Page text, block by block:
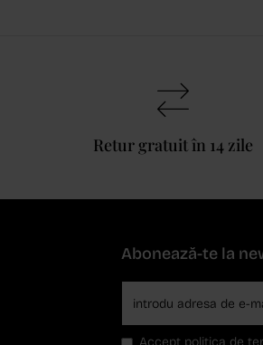
Retur gratuit în 14 zile
Abonează-te la